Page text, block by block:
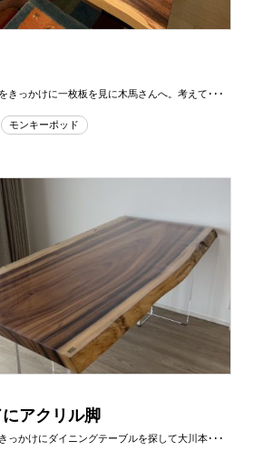
きっかけに一枚板を見に木馬さんへ。考えて･･･
モンキーポッド
アクリル脚
っかけにダイニングテーブルを探して大川本･･･